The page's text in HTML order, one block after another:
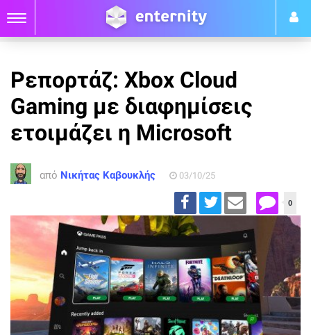
Ρεπορτάζ: Xbox Cloud
Gaming με διαφημίσεις
ετοιμάζει η Microsoft
από Νικήτας Καβουκλής 03/10/25
0